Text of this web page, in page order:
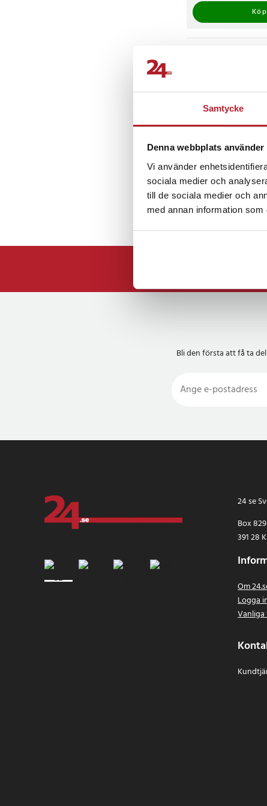
Samtycke
Denna webbplats
Vi använder
sociala medier och
till de sociala medier och
med annan information
Köp
Bli den första att få ta
24 se
Box 829
391 28
Om
Logga